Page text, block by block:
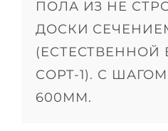
ПОЛА ИЗ НЕ
ДОСКИ
(ЕСТЕСТВЕННОЙ
СОРТ-1). С
600ММ.